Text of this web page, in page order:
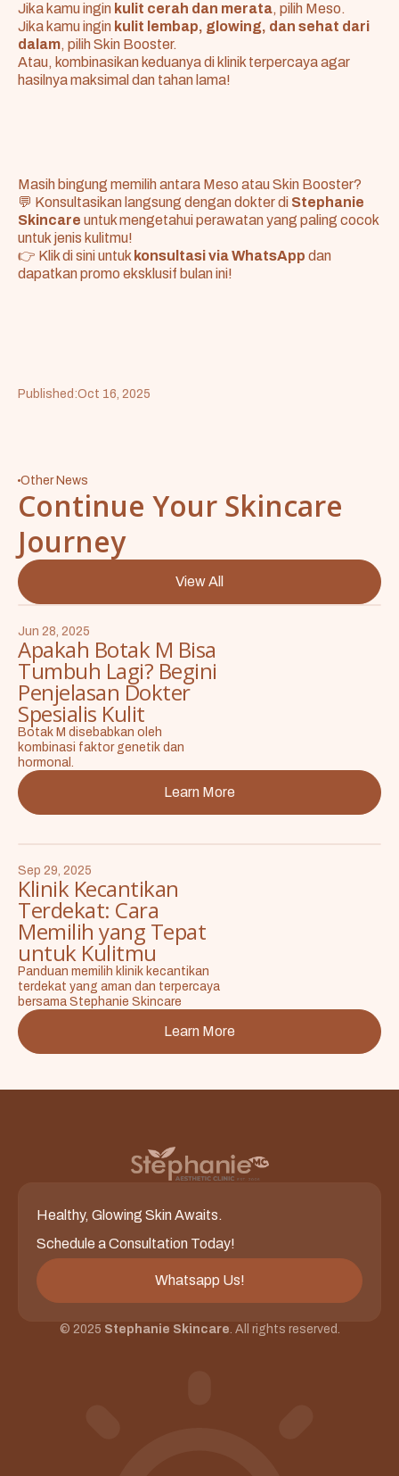
Jika kamu ingin kulit cerah dan merata, pilih Meso.
Jika kamu ingin kulit lembap, glowing, dan sehat dari
dalam, pilih Skin Booster.
Atau, kombinasikan keduanya di klinik terpercaya agar
hasilnya maksimal dan tahan lama!
Masih bingung memilih antara Meso atau Skin Booster?
💬 Konsultasikan langsung dengan dokter di Stephanie
Skincare untuk mengetahui perawatan yang paling cocok
untuk jenis kulitmu!
👉 Klik di sini untuk konsultasi via WhatsApp dan
dapatkan promo eksklusif bulan ini!
Published:Oct 16, 2025
Other News
Continue Your Skincare
Journey
View All
Jun 28, 2025
Apakah Botak M Bisa
Tumbuh Lagi? Begini
Penjelasan Dokter
Spesialis Kulit
Botak M disebabkan oleh
kombinasi faktor genetik dan
hormonal.
Learn More
Sep 29, 2025
Klinik Kecantikan
Terdekat: Cara
Memilih yang Tepat
untuk Kulitmu
Panduan memilih klinik kecantikan
terdekat yang aman dan terpercaya
bersama Stephanie Skincare
Learn More
Healthy, Glowing Skin Awaits.
Schedule a Consultation Today!
Whatsapp Us!
© 2025 Stephanie Skincare. All rights reserved.